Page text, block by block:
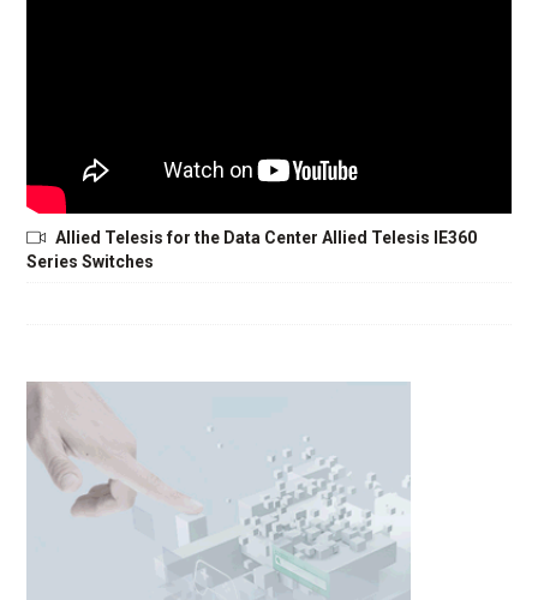
Allied Telesis for the Data Center Allied Telesis IE360
Series Switches